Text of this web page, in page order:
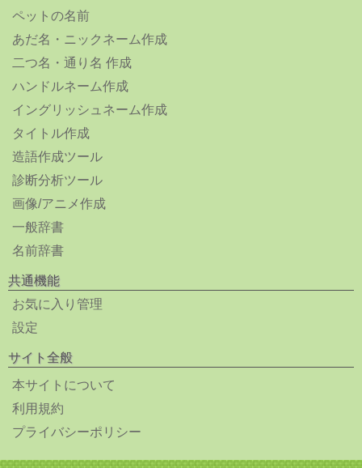
ペットの名前
あだ名・ニックネーム作成
二つ名・通り名 作成
ハンドルネーム作成
イングリッシュネーム作成
タイトル作成
造語作成ツール
診断分析ツール
画像/アニメ作成
一般辞書
名前辞書
共通機能
お気に入り管理
設定
サイト全般
本サイトについて
利用規約
プライバシーポリシー